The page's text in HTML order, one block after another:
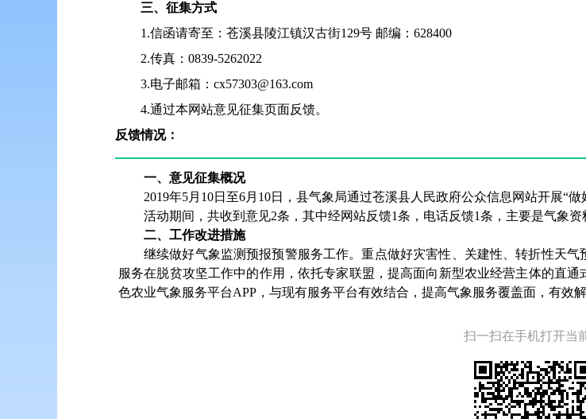
三、征集方式
1.信函请寄至：苍溪县陵江镇汉古街129号 邮编：628400
2.传真：0839-5262022
3.电子邮箱：cx57303@163.com
4.通过本网站意见征集页面反馈。
反馈情况：
一、意见征集概况
2019年5月10日至6月10日，县气象局通过苍溪县人民政府公众信息网站开展“
活动期间，共收到意见2条，其中经网站反馈1条，电话反馈1条，主要是气象资
二、工作改进措施
继续做好气象监测预报预警服务工作。重点做好灾害性、关建性、转折性天
服务在脱贫攻坚工作中的作用，依托专家联盟，提高面向新型农业经营主体的直
色农业气象服务平台APP，与现有服务平台有效结合，提高气象服务覆盖面，有效
扫一扫在手机打开当